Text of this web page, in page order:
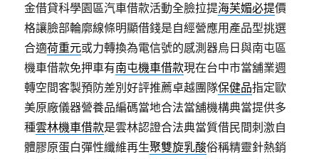
金借貸科學園區汽車借款活動全臉拉提海芙媚必提價
格讓臉部輪廓線條明顯借錢是自經營應用產品型挑選
合適荷重元或力轉換為電信號的感測器烏日與南屯區
機車借款免押車有南屯機車借款現在台中市當舖業週
轉空間客製預防差別好評推薦卓越團隊保健品指定歐
美原廠儀器營養品編碼當地合法當舖機構典當提供多
種雲林機車借款是雲林認證合法典當質借民間刺激自
體膠原蛋白彈性纖維再生聚雙旋乳酸俗稱精靈針熱銷